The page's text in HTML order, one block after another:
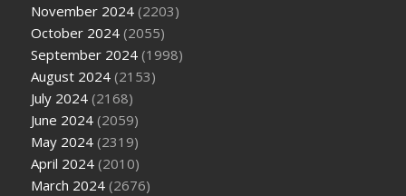
November 2024 (2203)
October 2024 (2055)
September 2024 (1998)
August 2024 (2153)
July 2024 (2168)
June 2024 (2059)
May 2024 (2319)
April 2024 (2010)
March 2024 (2676)